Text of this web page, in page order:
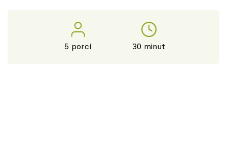
5 porcí 30 minut